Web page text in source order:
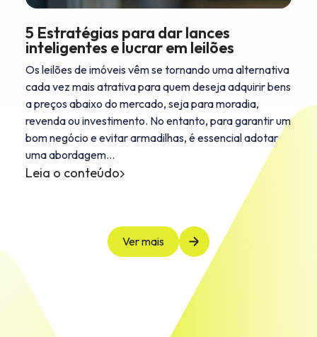
5 Estratégias para dar lances
inteligentes e lucrar em leilões
Os leilões de imóveis vêm se tornando uma alternativa
cada vez mais atrativa para quem deseja adquirir bens
a preços abaixo do mercado, seja para moradia,
revenda ou investimento. No entanto, para garantir um
bom negócio e evitar armadilhas, é essencial adotar
uma abordagem…
Leia o conteúdo
Ver mais